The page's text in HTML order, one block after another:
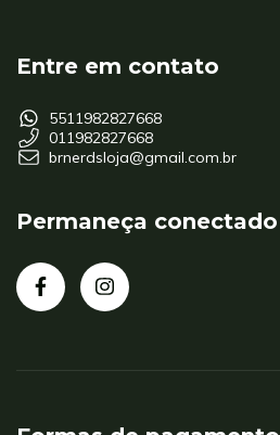
Entre em contato
5511982827668
011982827668
brnerdsloja@gmail.com.br
Permaneça conectado